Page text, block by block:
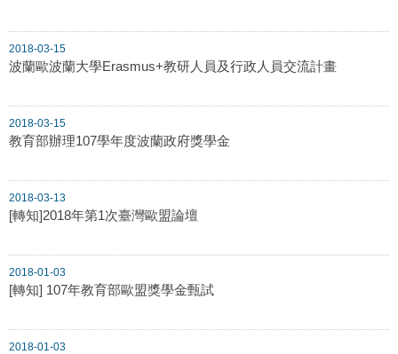
2018-03-15
波蘭歐波蘭大學Erasmus+教研人員及行政人員交流計畫
2018-03-15
教育部辦理107學年度波蘭政府獎學金
2018-03-13
[轉知]2018年第1次臺灣歐盟論壇
2018-01-03
[轉知] 107年教育部歐盟獎學金甄試
2018-01-03